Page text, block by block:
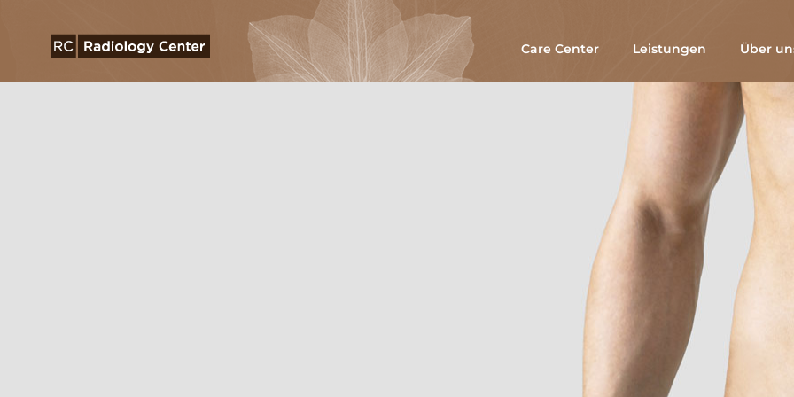
Care Center Leistungen Über